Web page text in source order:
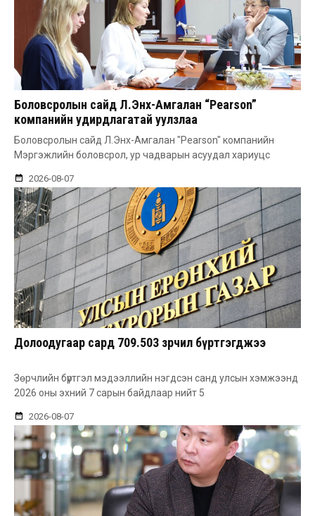
Боловсролын сайд Л.Энх-Амгалан “Pearson”
компанийн удирдлагатай уулзлаа
Боловсролын сайд Л.Энх-Амгалан "Pearson" компанийн
Мэргэжлийн боловсрол, ур чадварын асуудал хариуцс
2026-08-07
Долоодугаар сард 709.503 зөрчил бүртгэгджээ
Зөрчлийн бүртгэл мэдээллийн нэгдсэн санд улсын хэмжээнд
2026 оны эхний 7 сарын байдлаар нийт 5
2026-08-07